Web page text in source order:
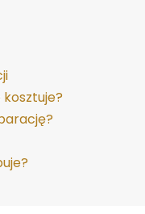
kosztuje?